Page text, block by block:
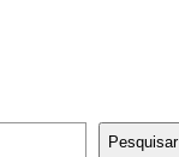
Pesquisar